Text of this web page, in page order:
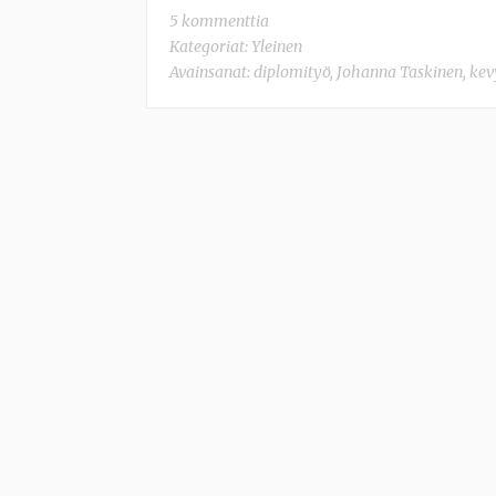
5 kommenttia
Kategoriat: Yleinen
Avainsanat:diplomityö Johanna Taskinen